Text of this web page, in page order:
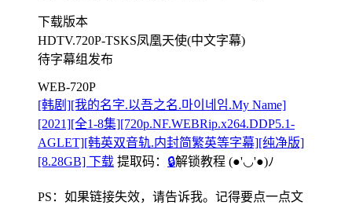
下载版本
HDTV.720P-TSKS凤凰天使(中文字幕)
待字幕组发布
WEB-720P
[韩剧][我的名字.以吾之名.마이네임.My Name]
[2021][全1-8集][720p.NF.WEBRip.x264.DDP5.1-
AGLET][韩英双音轨.内封简繁英等字幕][纯净版]
[8.28GB] 下载 提取码： 🔒解锁教程 (●'◡'●)ﾉ
PS：如果链接失效，请告诉我。记得要点一点文